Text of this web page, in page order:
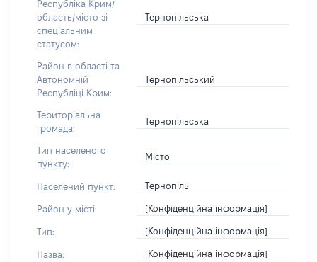
Республіка Крим/
область/місто зі
спеціальним
статусом:
Тернопільська
Район в області та
Автономній
Республіці Крим:
Тернопільський
Територіальна
громада:
Тернопільська
Тип населеного
пункту:
Місто
Населений пункт: Тернопіль
Район у місті: [Конфіденційна інформація]
Тип: [Конфіденційна інформація]
Назва: [Конфіденційна інформація]